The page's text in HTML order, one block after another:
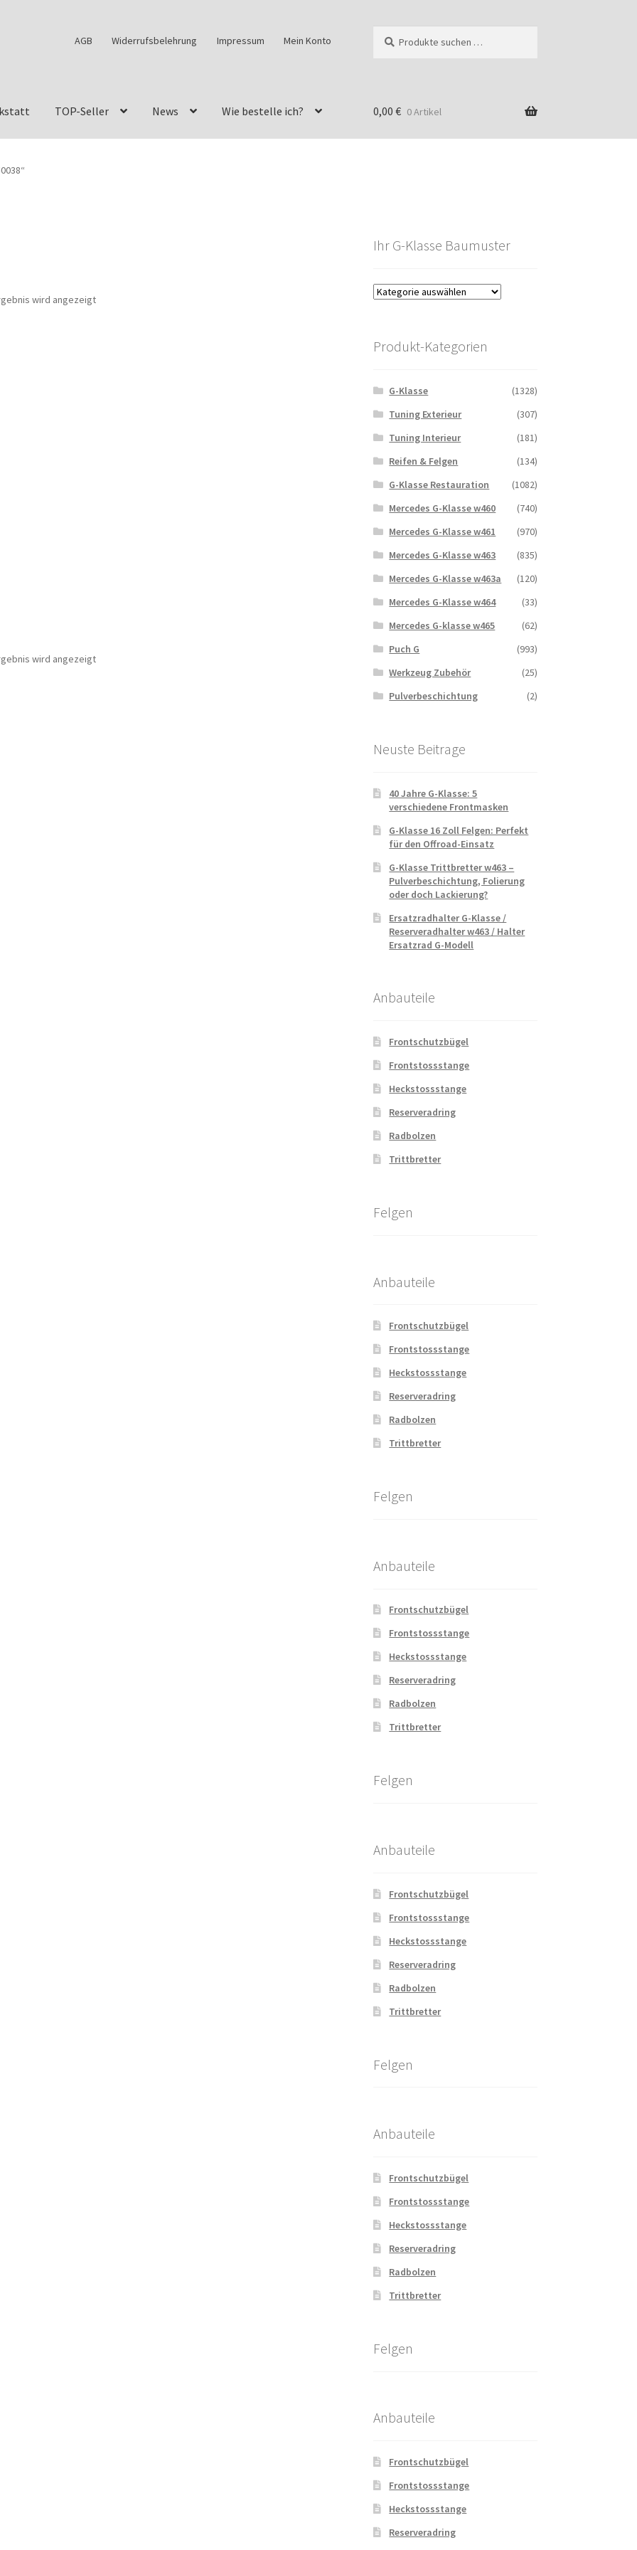
AGB Widerrufsbelehrung Impressum Mein Konto
nach:
TOP-Seller News Wie bestelle ich?
Restore – Tune – Drive
w463
0,00 € 0 Artikel
wird angezeigt
wird angezeigt
Ihr G-Klasse Baumuster
Produkt-Kategorien
G-Klasse
(1328)
Tuning Exterieur
(307)
Tuning Interieur
(181)
Reifen & Felgen
(134)
G-Klasse Restauration
(1082)
Mercedes G-Klasse w460
(740)
Mercedes G-Klasse w461
(970)
Mercedes G-Klasse w463
(835)
Mercedes G-Klasse w463a
(120)
Mercedes G-Klasse w464
(33)
Mercedes G-klasse w465
(62)
Puch G
(993)
Werkzeug Zubehör
(25)
Pulverbeschichtung
(2)
Neuste Beitrage
40 Jahre G-Klasse: 5
verschiedene Frontmasken
G-Klasse 16 Zoll Felgen: Perfekt
für den Offroad-Einsatz
G-Klasse Trittbretter w463 –
Pulverbeschichtung, Folierung
oder doch Lackierung?
Ersatzradhalter G-Klasse /
Reserveradhalter w463 / Halter
Ersatzrad G-Modell
Anbauteile
Frontschutzbügel
Frontstossstange
Heckstossstange
Reserveradring
Radbolzen
Trittbretter
Felgen
Anbauteile
Frontschutzbügel
Frontstossstange
Heckstossstange
Reserveradring
Radbolzen
Trittbretter
Felgen
Anbauteile
Frontschutzbügel
Frontstossstange
Heckstossstange
Reserveradring
Radbolzen
Trittbretter
Felgen
Anbauteile
Frontschutzbügel
Frontstossstange
Heckstossstange
Reserveradring
Radbolzen
Trittbretter
Felgen
Anbauteile
Frontschutzbügel
Frontstossstange
Heckstossstange
Reserveradring
Radbolzen
Trittbretter
Felgen
Anbauteile
Frontschutzbügel
Frontstossstange
Heckstossstange
Reserveradring